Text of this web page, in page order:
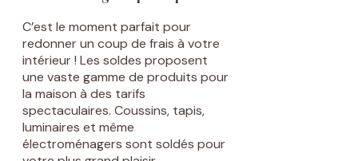
C’est le moment parfait pour
redonner un coup de frais à votre
intérieur ! Les soldes proposent
une vaste gamme de produits pour
la maison à des tarifs
spectaculaires. Coussins, tapis,
luminaires et même
électroménagers sont soldés pour